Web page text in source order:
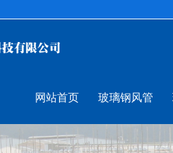
网站首页 玻璃钢风管